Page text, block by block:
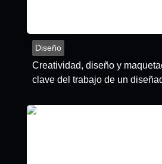
Diseño
Creatividad, diseño y
clave del trabajo de un